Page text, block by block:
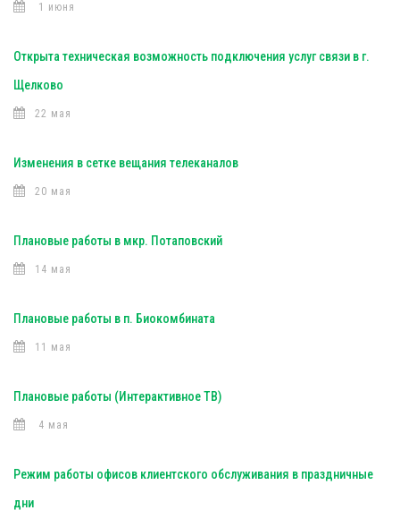
1 июня
Открыта техническая возможность подключения услуг связи в г.
Щелково
22 мая
Изменения в сетке вещания телеканалов
20 мая
Плановые работы в мкр. Потаповский
14 мая
Плановые работы в п. Биокомбината
11 мая
Плановые работы (Интерактивное ТВ)
4 мая
Режим работы офисов клиентского обслуживания в праздничные
дни